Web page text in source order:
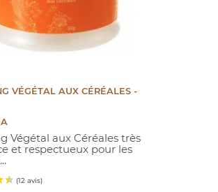
VÉGÉTAL AUX CÉRÉALES -
Végétal aux Céréales très
et respectueux pour les